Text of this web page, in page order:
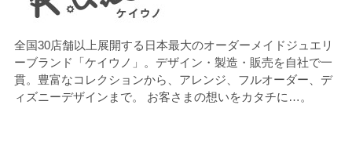
全国30店舗以上展開する日本最大のオーダーメイドジュエリ
ーブランド「ケイウノ」。デザイン・製造・販売を自社で一
貫。豊富なコレクションから、アレンジ、フルオーダー、デ
ィズニーデザインまで。 お客さまの想いをカタチに…。